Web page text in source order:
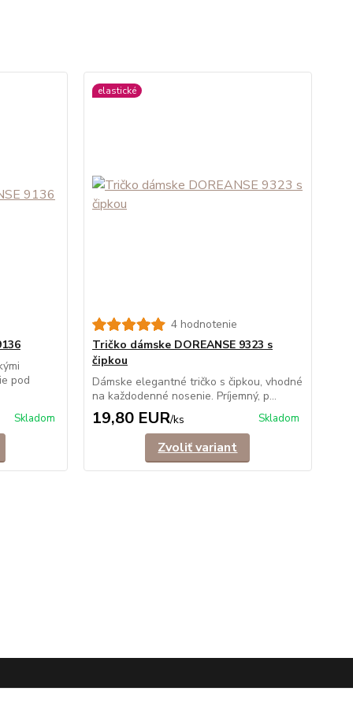
pod
Skladom
elastické
4 hodnotenie
Tričko dámske DOREANSE 9323 s
čipkou
Dámske elegantné tričko s čipkou, vhodné
na každodenné nosenie. Príjemný, p...
19,80 EUR/ks Skladom
Zvoliť variant